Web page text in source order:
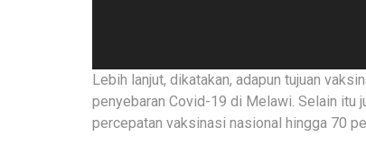
Lebih lanjut, dikatakan, adapun tujuan
penyebaran Covid-19 di Melawi. Selain itu
percepatan vaksinasi nasional hingga 70